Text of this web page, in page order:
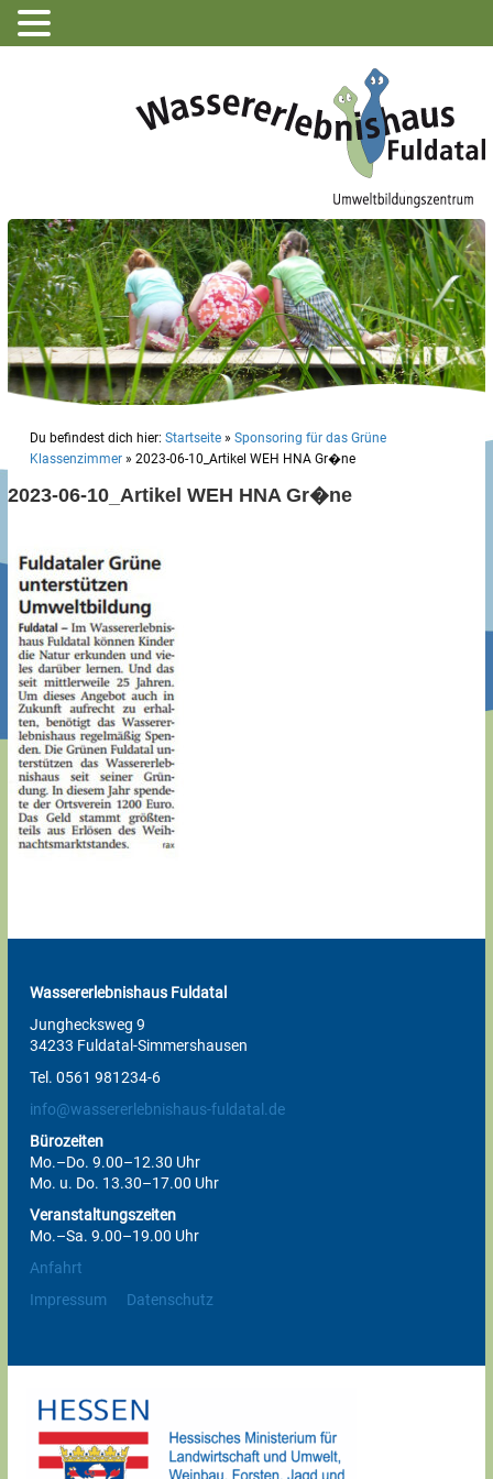
Du befindest dich hier: Startseite » Sponsoring für das Grüne
Klassenzimmer » 2023-06-10_Artikel WEH HNA Gr�ne
2023-06-10_Artikel WEH HNA Gr�ne
Wassererlebnishaus Fuldatal
Junghecksweg 9
34233 Fuldatal-Simmershausen
Tel. 0561 981234-6
info@wassererlebnishaus-fuldatal.de
Bürozeiten
Mo.–Do. 9.00–12.30 Uhr
Mo. u. Do. 13.30–17.00 Uhr
Veranstaltungszeiten
Mo.–Sa. 9.00–19.00 Uhr
Anfahrt
Impressum
Datenschutz